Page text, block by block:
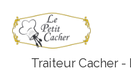
Traiteur Cacher